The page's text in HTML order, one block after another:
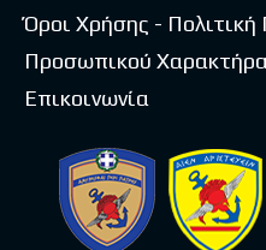
Όροι Χρήσης -
Προσωπικού Χαρακτήρα
Επικοινωνία